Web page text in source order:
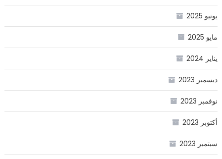
يونيو 2025
مايو 2025
يناير 2024
ديسمبر 2023
نوفمبر 2023
أكتوبر 2023
سبتمبر 2023